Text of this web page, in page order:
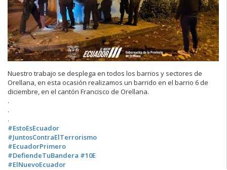
Nuestro trabajo se desplega en todos los barrios y sectores de
Orellana, en esta ocasión realizamos un barrido en el barrio 6 de
diciembre, en el cantón Francisco de Orellana.
.
.
.
#EstoEsEcuador
#JuntosContraElTerrorismo
#EcuadorPrimero
#DefiendeTuBandera #10E
#ElNuevoEcuador